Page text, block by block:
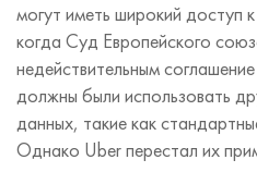
могут иметь широкий доступ
когда Суд Европейского
недействительным
должны были использовать
данных, такие как
Однако Uber перестал их